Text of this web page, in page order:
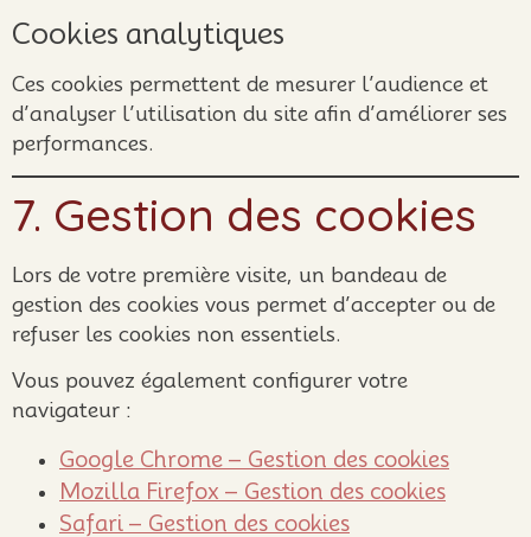
Cookies analytiques
Ces cookies permettent de mesurer l’audience et
d’analyser l’utilisation du site afin d’améliorer ses
performances.
7. Gestion des cookies
Lors de votre première visite, un bandeau de
gestion des cookies vous permet d’accepter ou de
refuser les cookies non essentiels.
Vous pouvez également configurer votre
navigateur :
Google Chrome – Gestion des cookies
Mozilla Firefox – Gestion des cookies
Safari – Gestion des cookies